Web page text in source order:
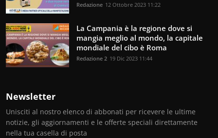
Redazione 12 Ottobre 2023 11:22
La Campania è la regione dove si
mangia meglio al mondo, la capitale
mondiale del cibo è Roma
Redazione 2 19 Dic 2023 11:44
Newsletter
Unisciti al nostro elenco di abbonati per ricevere le ultime
notizie, gli aggiornamenti e le offerte speciali direttamente
nella tua casella di posta